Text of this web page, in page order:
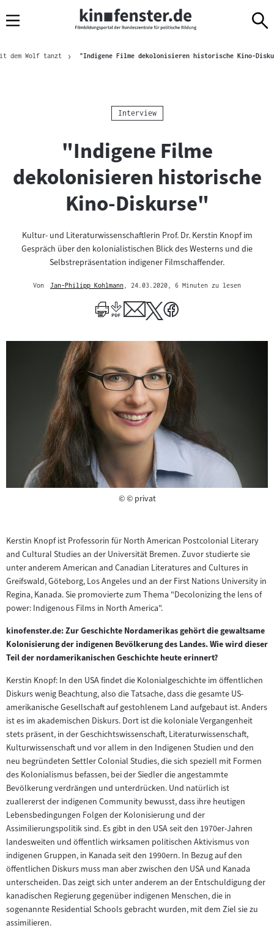
Navigation
zum
zur
amBrotkrümelnavigation
dem Wolf tanzt "Indigene Filme dekolonisieren historische Kino-
Kategorie:
Interview
"Indigene Filme
dekolonisieren historische
Kino-Diskurse"
Kultur- und Literaturwissenschaftlerin Prof. Dr. Kerstin Knopf im
Gespräch über den kolonialistischen Blick des Westerns und die
Selbstrepräsentation indigener Filmschaffender.
Von
Jan-Philipp Kohlmann
Author
, 24.03.2020 , 6 Minuten zu lesen
©Copyright
© privat
Kerstin Knopf ist Professorin für North American Postcolonial Literary
and Cultural Studies an der Universität Bremen. Zuvor studierte sie
unter anderem American and Canadian Literatures and Cultures in
Greifswald, Göteborg, Los Angeles und an der First Nations University in
Regina, Kanada. Sie promovierte zum Thema "Decolonizing the lens of
power: Indigenous Films in North America".
kinofenster.de: Zur Geschichte Nordamerikas gehört die gewaltsame
Kolonisierung der indigenen Bevölkerung des Landes. Wie wird dieser
Teil der nordamerikanischen Geschichte heute erinnert?
Kerstin Knopf: In den USA findet die Kolonialgeschichte im öffentlichen
Diskurs wenig Beachtung, also die Tatsache, dass die gesamte US-
amerikanische Gesellschaft auf gestohlenem Land aufgebaut ist. Anders
ist es im akademischen Diskurs. Dort ist die koloniale Vergangenheit
stets präsent, in der Geschichtswissenschaft, Literaturwissenschaft,
Kulturwissenschaft und vor allem in den Indigenen Studien und den
neu begründeten Settler Colonial Studies, die sich speziell mit Formen
des Kolonialismus befassen, bei der Siedler die angestammte
Bevölkerung verdrängen und unterdrücken. Und natürlich ist
zuallererst der indigenen Community bewusst, dass ihre heutigen
Lebensbedingungen Folgen der Kolonisierung und der
Assimilierungspolitik sind. Es gibt in den USA seit den 1970er-Jahren
landesweiten und öffentlich wirksamen politischen Aktivismus von
indigenen Gruppen, in Kanada seit den 1990ern. In Bezug auf den
öffentlichen Diskurs muss man aber zwischen den USA und Kanada
unterscheiden. Das zeigt sich unter anderem an der Entschuldigung der
kanadischen Regierung gegenüber indigenen Menschen, die in
sogenannte Residential Schools gebracht wurden, mit dem Ziel sie zu
assimilieren.